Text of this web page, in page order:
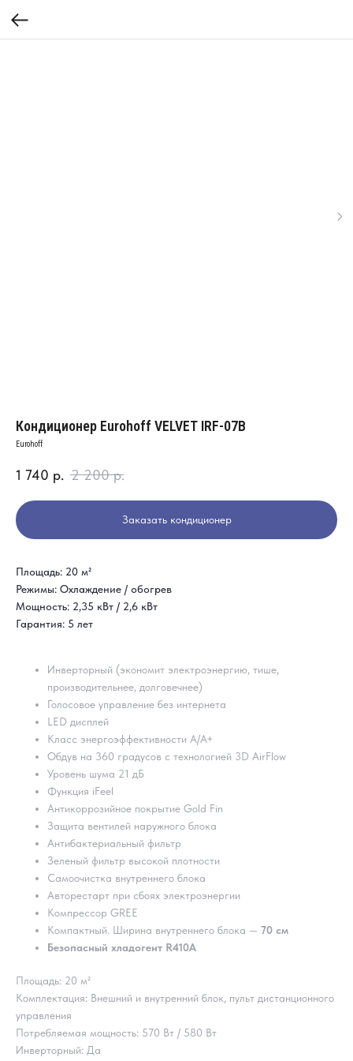
Кондиционер Eurohoff VELVET IRF-07B
Eurohoff
1 740 р. 2 200 р.
Заказать кондиционер
Площадь: 20 м²
Режимы: Охлаждение / обогрев
Мощность: 2,35 кВт / 2,6 кВт
Гарантия: 5 лет
Инверторный (экономит электроэнергию, тише,
производительнее, долговечнее)
Голосовое управление без интернета
LED дисплей
Класс энергоэффективности А/A+
Обдув на 360 градусов с технологией 3D AirFlow
Уровень шума 21 дБ
Функция iFeel
Антикоррозийное покрытие Gold Fin
Защита вентилей наружного блока
Антибактериальный фильтр
Зеленый фильтр высокой плотности
Самоочистка внутреннего блока
Авторестарт при сбоях электроэнергии
Компрессор GREE
Компактный. Ширина внутреннего блока — 70 cм
Безопасный хладогент R410A
Площадь: 20 м²
Комплектация: Внешний и внутренний блок, пульт дистанционного
управления
Потребляемая мощность: 570 Вт / 580 Вт
Инверторный: Да